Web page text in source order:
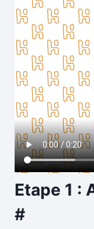
Etape 1 :
#